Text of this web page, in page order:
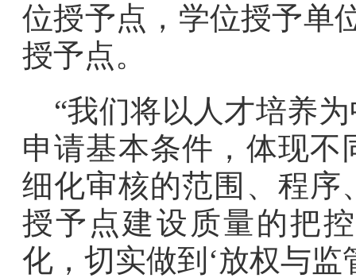
位授予点，学位授予单
授予点。
“我们将以人才培养
申请基本条件，体现
细化审核的范围、程序
授予点建设质量的把
化，切实做到‘放权与